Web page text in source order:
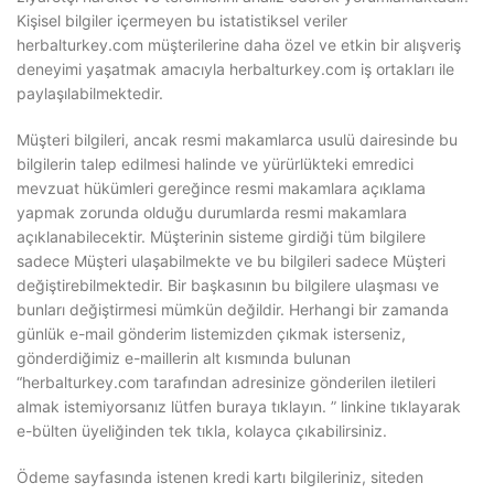
Kişisel bilgiler içermeyen bu istatistiksel veriler
herbalturkey.com müşterilerine daha özel ve etkin bir alışveriş
deneyimi yaşatmak amacıyla herbalturkey.com iş ortakları ile
paylaşılabilmektedir.
Müşteri bilgileri, ancak resmi makamlarca usulü dairesinde bu
bilgilerin talep edilmesi halinde ve yürürlükteki emredici
mevzuat hükümleri gereğince resmi makamlara açıklama
yapmak zorunda olduğu durumlarda resmi makamlara
açıklanabilecektir. Müşterinin sisteme girdiği tüm bilgilere
sadece Müşteri ulaşabilmekte ve bu bilgileri sadece Müşteri
değiştirebilmektedir. Bir başkasının bu bilgilere ulaşması ve
bunları değiştirmesi mümkün değildir. Herhangi bir zamanda
günlük e-mail gönderim listemizden çıkmak isterseniz,
gönderdiğimiz e-maillerin alt kısmında bulunan
“herbalturkey.com tarafından adresinize gönderilen iletileri
almak istemiyorsanız lütfen buraya tıklayın. ” linkine tıklayarak
e-bülten üyeliğinden tek tıkla, kolayca çıkabilirsiniz.
Ödeme sayfasında istenen kredi kartı bilgileriniz, siteden